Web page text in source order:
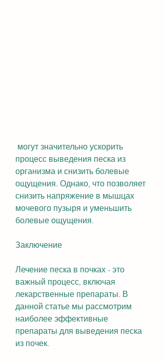
процесс выведения песка из
организма и снизить болевые
ощущения. Однако, что позволяет
снизить напряжение в мышцах
мочевого пузыря и уменьшить
болевые ощущения.
Заключение
Лечение песка в почках - это
важный процесс, включая
лекарственные препараты. В
данной статье мы рассмотрим
наиболее эффективные
препараты для выведения песка
из почек.